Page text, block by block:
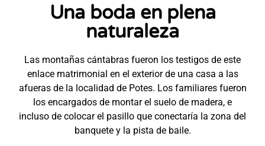
Una boda en plena
naturaleza
Las montañas cántabras fueron los testigos de este
enlace matrimonial en el exterior de una casa a las
afueras de la localidad de Potes. Los familiares fueron
los encargados de montar el suelo de madera, e
incluso de colocar el pasillo que conectaría la zona del
banquete y la pista de baile.